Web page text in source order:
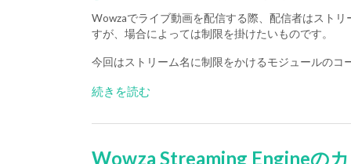
Wowzaでライブ動画を配信する際、配信者はスト
すが、場合によっては制限を掛けたいものです。
今回はストリーム名に制限をかけるモジュールのコ
続きを読む
Wowza Streaming Engineの